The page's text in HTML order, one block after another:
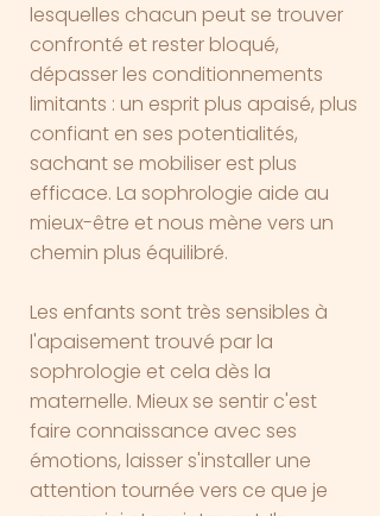
lesquelles chacun peut se trouver
confronté et rester bloqué,
dépasser les conditionnements
limitants : un esprit plus apaisé, plus
confiant en ses potentialités,
sachant se mobiliser est plus
efficace. La sophrologie aide au
mieux-être et nous mène vers un
chemin plus équilibré.
Les enfants sont très sensibles à
l'apaisement trouvé par la
sophrologie et cela dès la
maternelle. Mieux se sentir c'est
faire connaissance avec ses
émotions, laisser s'installer une
attention tournée vers ce que je